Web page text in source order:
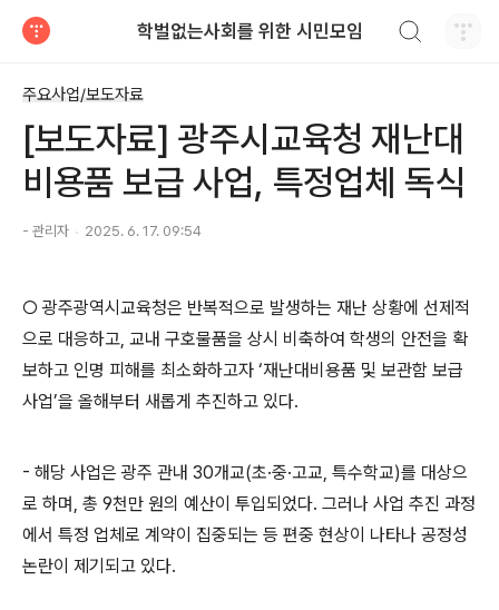
학벌없는사회를 위한 시민모임
주요사업/보도자료
[보도자료] 광주시교육청 재난대
비용품 보급 사업, 특정업체 독식
- 관리자 2025. 6. 17. 09:54
○광주광역시교육청은 반복적으로 발생하는 재난 상황에 선제적
으로 대응하고, 교내 구호물품을 상시 비축하여 학생의 안전을 확
보하고 인명 피해를 최소화하고자 ‘재난대비용품 및 보관함 보급
사업’을 올해부터 새롭게 추진하고 있다.
- 해당 사업은 광주 관내 30개교(초·중·고교, 특수학교)를 대상으
로 하며, 총 9천만 원의 예산이 투입되었다. 그러나 사업 추진 과정
에서 특정 업체로 계약이 집중되는 등 편중 현상이 나타나 공정성
논란이 제기되고 있다.